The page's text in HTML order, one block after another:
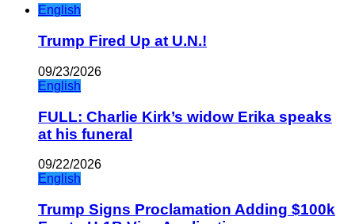
English
Trump Fired Up at U.N.!
09/23/2026
English
FULL: Charlie Kirk’s widow Erika speaks
at his funeral
09/22/2026
English
Trump Signs Proclamation Adding $100k